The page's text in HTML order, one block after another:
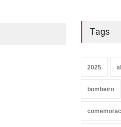
Tags
2025
bombeiro